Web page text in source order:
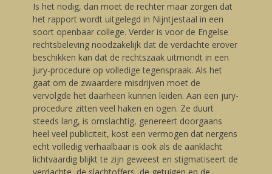
Is het nodig, dan moet de rechter maar zorgen dat
het rapport wordt uitgelegd in Nijntjestaal in een
soort openbaar college. Verder is voor de Engelse
rechtsbeleving noodzakelijk dat de verdachte erover
beschikken kan dat de rechtszaak uitmondt in een
jury-procedure op volledige tegenspraak. Als het
gaat om de zwaardere misdrijven moet de
vervolgde het daarheen kunnen leiden. Aan een jury-
procedure zitten veel haken en ogen. Ze duurt
steeds lang, is omslachtig, genereert doorgaans
heel veel publiciteit, kost een vermogen dat nergens
echt volledig verhaalbaar is ook als de aanklacht
lichtvaardig blijkt te zijn geweest en stigmatiseert de